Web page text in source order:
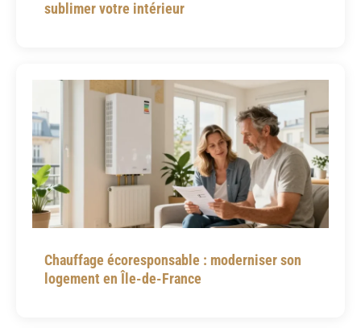
sublimer votre intérieur
Chauffage écoresponsable : moderniser son
logement en Île-de-France